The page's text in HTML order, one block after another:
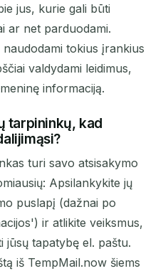
jus, kurie gali būti
ar net parduodami.
tokius įrankius
valdydami leidimus,
informaciją.
tarpininkų, kad
turi savo atsisakymo
Apsilankykite jų
puslapį (dažnai po
ir atlikite veiksmus,
jūsų tapatybę el. paštu.
iš TempMail.now šiems